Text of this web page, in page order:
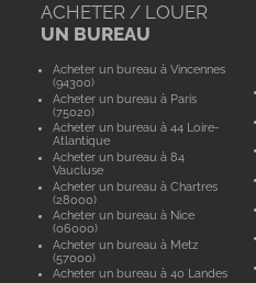
ACHETER / LOUER
UN BUREAU
Acheter un bureau à Vincennes
(94300)
Acheter un bureau à Paris
(75020)
Acheter un bureau à 44 Loire-
Atlantique
Acheter un bureau à 84
Vaucluse
Acheter un bureau à Chartres
(28000)
Acheter un bureau à Nice
(06000)
Acheter un bureau à Metz
(57000)
Acheter un bureau à 40 Landes